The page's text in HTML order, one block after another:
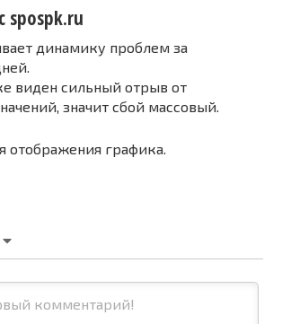
spospk.ru
динамику проблем за
виден сильный отрыв от
значит сбой массовый.
отображения графика.